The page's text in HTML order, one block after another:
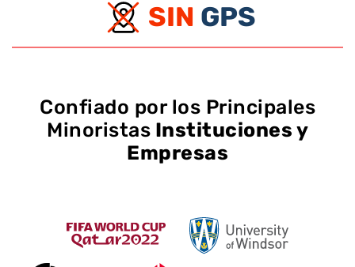
SIN GPS
Confiado por los Principales
Minoristas Instituciones y
Empresas